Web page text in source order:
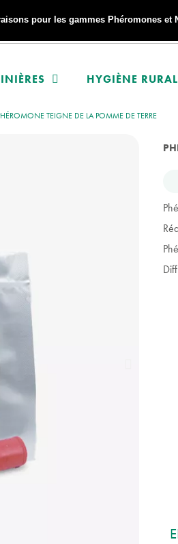
HYGIÈNE
TEIGNE DE LA POMME DE TERRE
pour les gammes Phéromones